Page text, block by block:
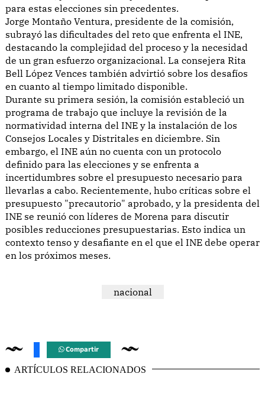
para estas elecciones sin precedentes.
Jorge Montaño Ventura, presidente de la comisión,
subrayó las dificultades del reto que enfrenta el INE,
destacando la complejidad del proceso y la necesidad
de un gran esfuerzo organizacional. La consejera Rita
Bell López Vences también advirtió sobre los desafíos
en cuanto al tiempo limitado disponible.
Durante su primera sesión, la comisión estableció un
programa de trabajo que incluye la revisión de la
normatividad interna del INE y la instalación de los
Consejos Locales y Distritales en diciembre. Sin
embargo, el INE aún no cuenta con un protocolo
definido para las elecciones y se enfrenta a
incertidumbres sobre el presupuesto necesario para
llevarlas a cabo. Recientemente, hubo críticas sobre el
presupuesto "precautorio" aprobado, y la presidenta del
INE se reunió con líderes de Morena para discutir
posibles reducciones presupuestarias. Esto indica un
contexto tenso y desafiante en el que el INE debe operar
en los próximos meses.
nacional
Compartir
ARTÍCULOS RELACIONADOS